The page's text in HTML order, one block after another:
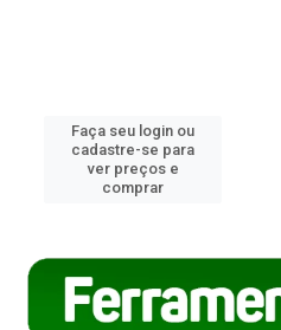
Faça seu login ou
cadastre-se para
ver preços e
comprar